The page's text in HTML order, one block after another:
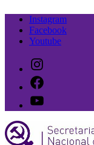
para
Instagram
Facebook
Youtube
Instagram
Facebook
Youtube